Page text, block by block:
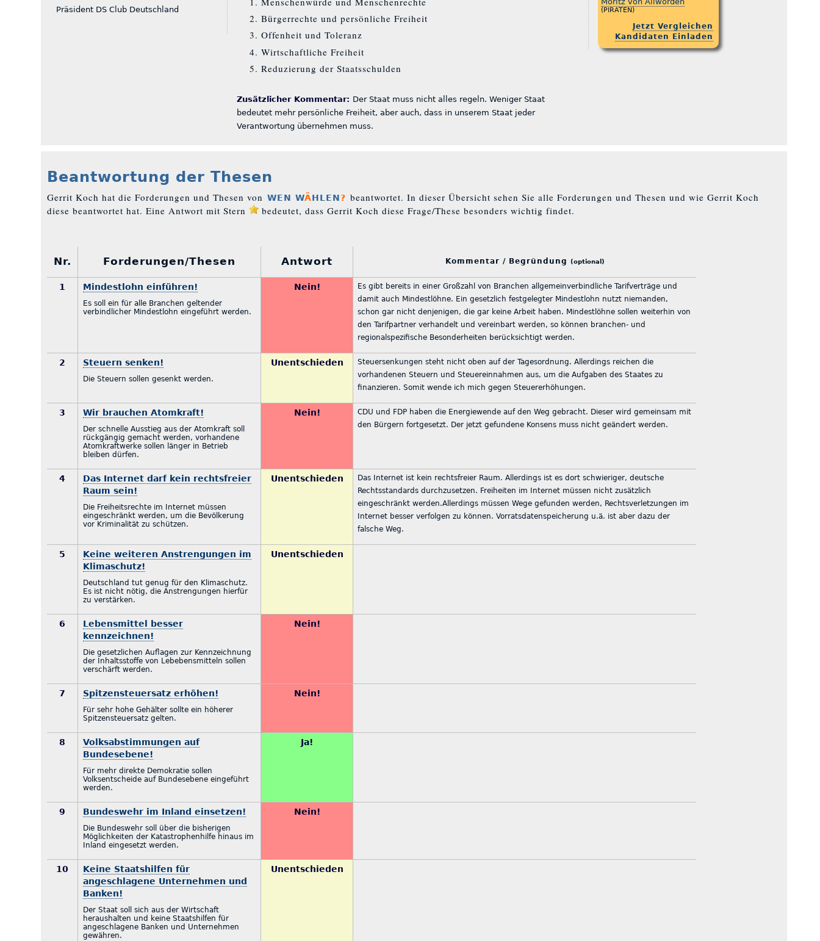
Präsident DS Club Deutschland
Bürgerrechte und persönliche Freiheit
Offenheit und Toleranz
Wirtschaftliche Freiheit
Reduzierung der Staatsschulden
Zusätzlicher Kommentar: Der Staat muss nicht alles regeln. Weniger Staat
bedeutet mehr persönliche Freiheit, aber auch, dass in unserem Staat jeder
Verantwortung übernehmen muss.
(PIRATEN)
Jetzt Vergleichen
Kandidaten Einladen
Beantwortung der Thesen
Gerrit Koch hat die Forderungen und Thesen von WEN WÄHLEN? beantwortet. In dieser Übersicht sehen Sie alle Forderungen und Thesen und wie Gerrit Koch
diese beantwortet hat. Eine Antwort mit Stern
bedeutet, dass Gerrit Koch diese Frage/These besonders wichtig findet.
Nr. Forderungen/Thesen Antwort Kommentar / Begründung (optional)
1 Mindestlohn einführen!
Es soll ein für alle Branchen geltender
verbindlicher Mindestlohn eingeführt werden.
Nein!
Es gibt bereits in einer Großzahl von Branchen allgemeinverbindliche Tarifverträge und
damit auch Mindestlöhne. Ein gesetzlich festgelegter Mindestlohn nutzt niemanden,
schon gar nicht denjenigen, die gar keine Arbeit haben. Mindestlöhne sollen weiterhin von
den Tarifpartner verhandelt und vereinbart werden, so können branchen- und
regionalspezifische Besonderheiten berücksichtigt werden.
2 Steuern senken!
Die Steuern sollen gesenkt werden.
Unentschieden
Steuersenkungen steht nicht oben auf der Tagesordnung. Allerdings reichen die
vorhandenen Steuern und Steuereinnahmen aus, um die Aufgaben des Staates zu
finanzieren. Somit wende ich mich gegen Steuererhöhungen.
3 Wir brauchen Atomkraft!
Der schnelle Ausstieg aus der Atomkraft soll
rückgängig gemacht werden, vorhandene
Atomkraftwerke sollen länger in Betrieb
bleiben dürfen.
Nein!
CDU und FDP haben die Energiewende auf den Weg gebracht. Dieser wird gemeinsam mit
den Bürgern fortgesetzt. Der jetzt gefundene Konsens muss nicht geändert werden.
4
Das Internet darf kein rechtsfreier
Raum sein!
Die Freiheitsrechte im Internet müssen
eingeschränkt werden, um die Bevölkerung
vor Kriminalität zu schützen.
Unentschieden
Das Internet ist kein rechtsfreier Raum. Allerdings ist es dort schwieriger, deutsche
Rechtsstandards durchzusetzen. Freiheiten im Internet müssen nicht zusätzlich
eingeschränkt werden.Allerdings müssen Wege gefunden werden, Rechtsverletzungen im
Internet besser verfolgen zu können. Vorratsdatenspeicherung u.ä. ist aber dazu der
falsche Weg.
5
Keine weiteren Anstrengungen im
Klimaschutz!
Deutschland tut genug für den Klimaschutz.
Es ist nicht nötig, die Anstrengungen hierfür
zu verstärken.
Unentschieden
6
Lebensmittel besser
kennzeichnen!
Die gesetzlichen Auflagen zur Kennzeichnung
der Inhaltsstoffe von Lebebensmitteln sollen
verschärft werden.
Nein!
7 Spitzensteuersatz erhöhen!
Für sehr hohe Gehälter sollte ein höherer
Spitzensteuersatz gelten.
Nein!
8
Volksabstimmungen auf
Bundesebene!
Für mehr direkte Demokratie sollen
Volksentscheide auf Bundesebene eingeführt
werden.
Ja!
9 Bundeswehr im Inland einsetzen!
Die Bundeswehr soll über die bisherigen
Möglichkeiten der Katastrophenhilfe hinaus im
Inland eingesetzt werden.
Nein!
10
Keine Staatshilfen für
angeschlagene Unternehmen und
Banken!
Der Staat soll sich aus der Wirtschaft
heraushalten und keine Staatshilfen für
angeschlagene Banken und Unternehmen
gewähren.
Unentschieden